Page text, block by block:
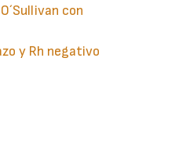
con
y Rh negativo